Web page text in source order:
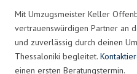
Mit Umzugsmeister Keller
vertrauenswürdigen Partner an
und zuverlässig durch deinen
Thessaloniki begleitet.
einen ersten Beratungstermin.